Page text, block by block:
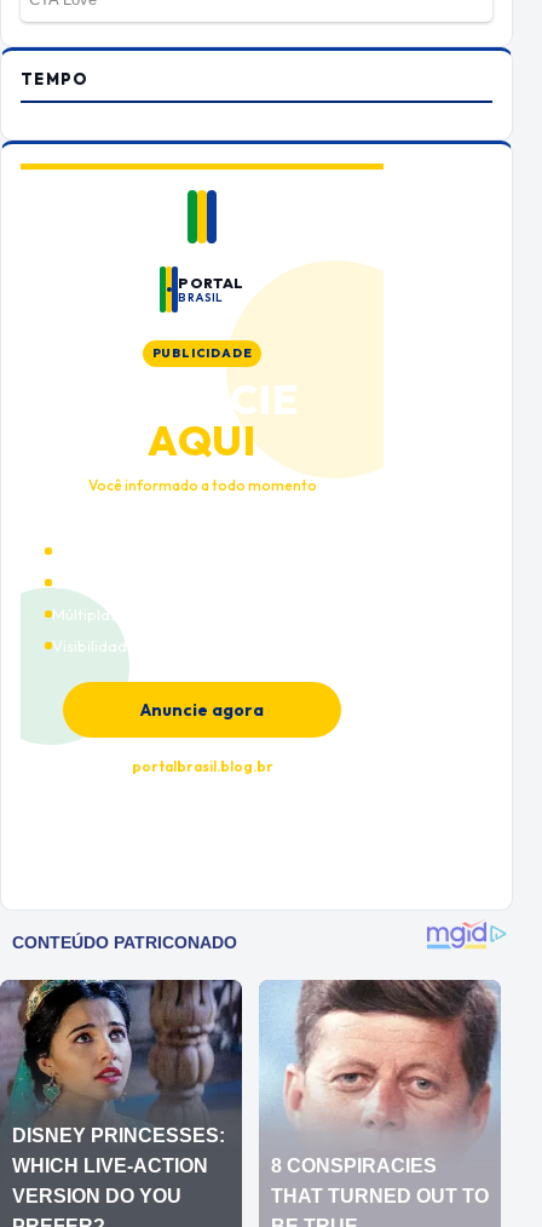
TEMPO
PORTAL
BRASIL
PUBLICIDADE
ANUNCIE
AQUI
Você informado a todo momento
Cobertura nacional
Múltiplas categorias
Visibilidade premium
Anuncie agora
portalbrasil.blog.br